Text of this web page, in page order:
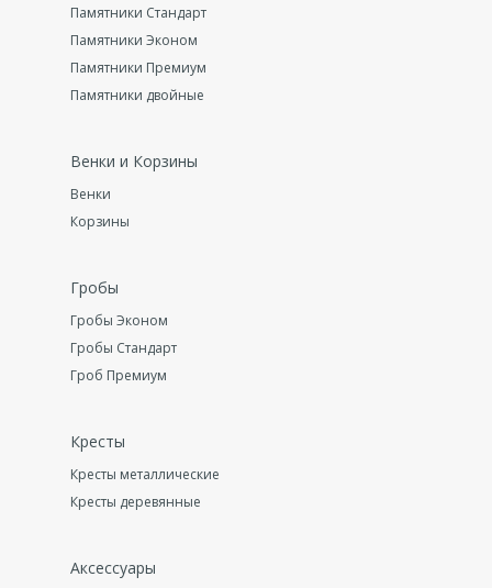
Памятники Стандарт
Памятники Эконом
Памятники Премиум
Памятники двойные
Венки и Корзины
Венки
Корзины
Гробы
Гробы Эконом
Гробы Стандарт
Гроб Премиум
Кресты
Кресты металлические
Кресты деревянные
Аксессуары